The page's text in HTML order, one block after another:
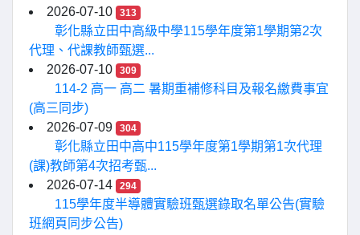
2026-07-10
313
彰化縣立田中高級中學115學年度第1學期第2次
代理、代課教師甄選...
2026-07-10
309
114-2 高一 高二 暑期重補修科目及報名繳費事宜
(高三同步)
2026-07-09
304
彰化縣立田中高中115學年度第1學期第1次代理
(課)教師第4次招考甄...
2026-07-14
294
115學年度半導體實驗班甄選錄取名單公告(實驗
班網頁同步公告)